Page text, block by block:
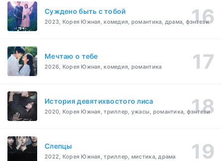
Суждено быть с тобой
2023, Корея Южная, комедия, романтика, драма, фэнтези
Мечтаю о тебе
2026, Корея Южная, комедия, романтика
История девятихвостого лиса
2020, Корея Южная, триллер, ужасы, романтика, фэнтези
Слепцы
2022, Корея Южная, триллер, мистика, драма